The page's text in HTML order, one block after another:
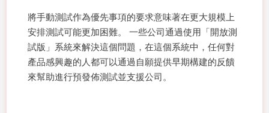
將手動測試作為優先事項的要求意味著在更大規模上
安排測試可能更加困難。 一些公司通過使用「開放測
試版」系統來解決這個問題，在這個系統中，任何對
產品感興趣的人都可以通過自願提供早期構建的反饋
來幫助進行預發佈測試並支援公司。